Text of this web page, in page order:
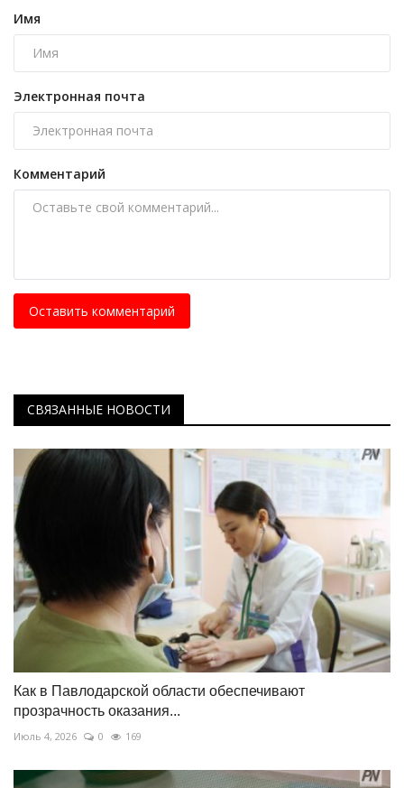
Имя
Электронная почта
Комментарий
Оставить комментарий
СВЯЗАННЫЕ НОВОСТИ
Как в Павлодарской области обеспечивают
прозрачность оказания...
Июль 4, 2026 0 169